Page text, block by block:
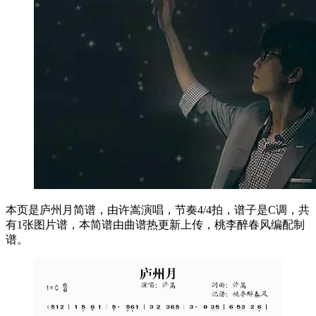
本页是庐州月简谱，由许嵩演唱，节奏4/4拍，谱子是C调，共
有1张图片谱，本简谱由曲谱热更新上传，桃李醉春风编配制
谱。